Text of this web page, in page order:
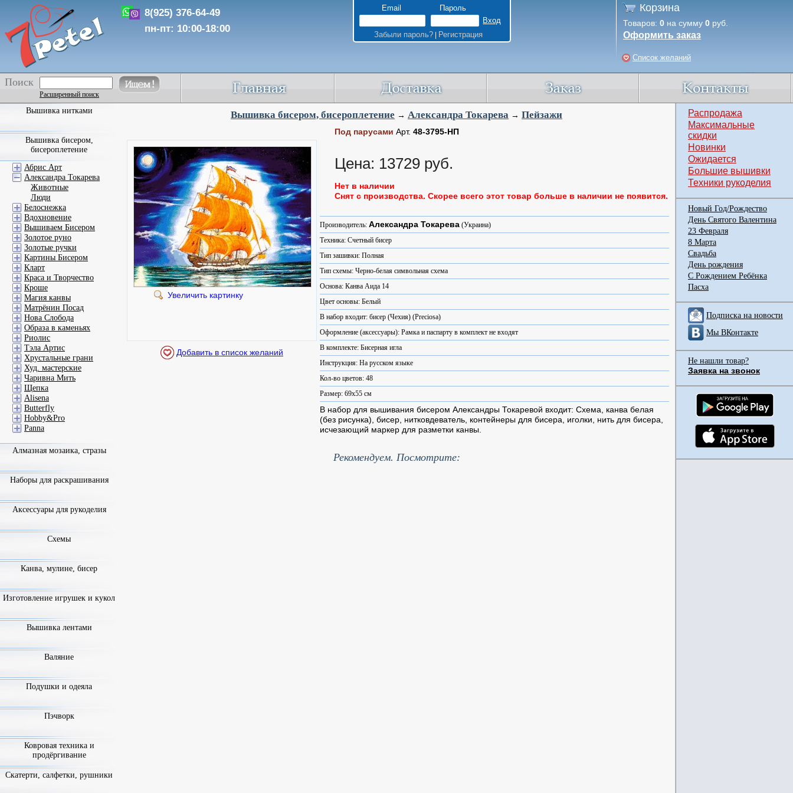
8(925) 376-64-49
пн-пт: 10:00-18:00
Email Пароль
Забыли пароль?| Регистрация
Корзина
Товаров: 0 на сумму 0 руб.
Оформить заказ
Список желаний
Поиск
Расширенный поиск
Вышивка бисером, бисероплетение → Александра Токарева → Пейзажи
Под парусами Арт. 48-3795-НП
Увеличить картинку
Цена: 13729 руб.
Нет в наличии
Снят с производства. Скорее всего этот товар больше в наличии не появится.
Производитель: Александра Токарева (Украина)
Техника: Счетный бисер
Тип зашивки: Полная
Тип схемы: Черно-белая символьная схема
Основа: Канва Аида 14
Цвет основы: Белый
В набор входит: бисер (Чехия) (Preciosa)
Оформление (аксессуары): Рамка и паспарту в комплект не входят
В комплекте: Бисерная игла
Инструкция: На русском языке
Кол-во цветов: 48
Размер: 69x55 см
В набор для вышивания бисером Александры Токаревой входит: Схема, канва белая
(без рисунка), бисер, нитковдеватель, контейнеры для бисера, иголки, нить для бисера,
исчезающий маркер для разметки канвы.
Рекомендуем. Посмотрите:
Вышивка нитками
Вышивка бисером,
бисероплетение
Абрис Арт
Александра Токарева
Животные
Люди
Белоснежка
Вдохновение
Вышиваем Бисером
Золотое руно
Золотые ручки
Картины Бисером
Кларт
Краса и Творчество
Кроше
Магия канвы
Матрёнин Посад
Нова Слобода
Образа в каменьях
Риолис
Тэла Артис
Хрустальные грани
Худ. мастерские
Чаривна Мить
Щепка
Alisena
Butterfly
Hobby&Pro
Panna
Алмазная мозаика, стразы
Наборы для раскрашивания
Аксессуары для рукоделия
Схемы
Канва, мулине, бисер
Изготовление игрушек и кукол
Вышивка лентами
Валяние
Подушки и одеяла
Пэчворк
Ковровая техника и
продёргивание
Скатерти, салфетки, рушники
Распродажа
Максимальные
скидки
Новинки
Ожидается
Большие вышивки
Техники рукоделия
Новый Год/Рождество
День Святого Валентина
23 Февраля
8 Марта
Свадьба
День рождения
С Рождением Ребёнка
Пасха
Подписка на новости
Мы ВКонтакте
Не нашли товар?
Заявка на звонок